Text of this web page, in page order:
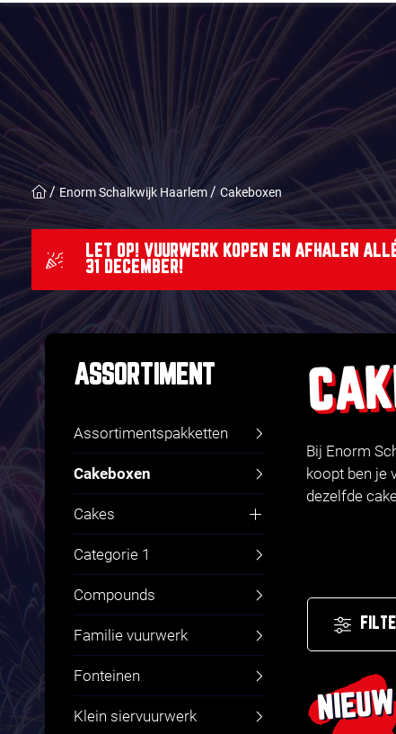
Enorm Schalkwijk Haarlem Cakeboxen
LET OP! VUURWERK KOPEN EN AFHALEN
31 DECEMBER!
ASSORTIMENT
Assortimentspakketten
Cakeboxen
Cakes
Fluitcakes
Categorie 1
Compounds
Familie vuurwerk
Fonteinen
Klein siervuurwerk
Bij Enorm
koopt ben je
dezelfde
NIEUW